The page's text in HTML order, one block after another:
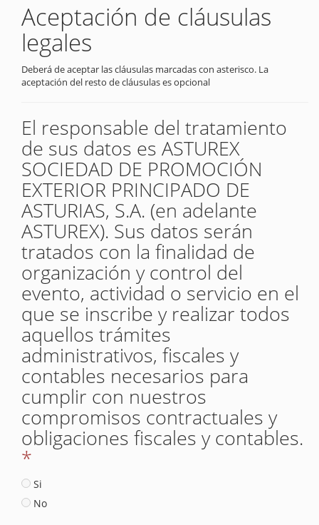
Aceptación de cláusulas
legales
Deberá de aceptar las cláusulas marcadas con asterisco. La
aceptación del resto de cláusulas es opcional
El responsable del tratamiento
de sus datos es ASTUREX
SOCIEDAD DE PROMOCIÓN
EXTERIOR PRINCIPADO DE
ASTURIAS, S.A. (en adelante
ASTUREX). Sus datos serán
tratados con la finalidad de
organización y control del
evento, actividad o servicio en el
que se inscribe y realizar todos
aquellos trámites
administrativos, fiscales y
contables necesarios para
cumplir con nuestros
compromisos contractuales y
obligaciones fiscales y contables.
*
Si
No